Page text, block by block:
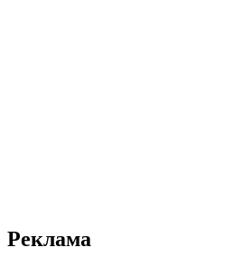
Реклама